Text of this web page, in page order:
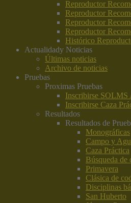
Reproductor
Reproductor
Reproductor
Reproductor
Histórico
Actualidady Noticias
Últimas noticias
Archivo de noticias
Pruebas
Proximas Pruebas
Inscribirse SOLMS
Inscribirse Caza
Resultados
Resultados de
Monográficas
Campo y
Caza Práctica
Búsqueda de
Primavera
Clásica de
Disciplinas
San Huberto